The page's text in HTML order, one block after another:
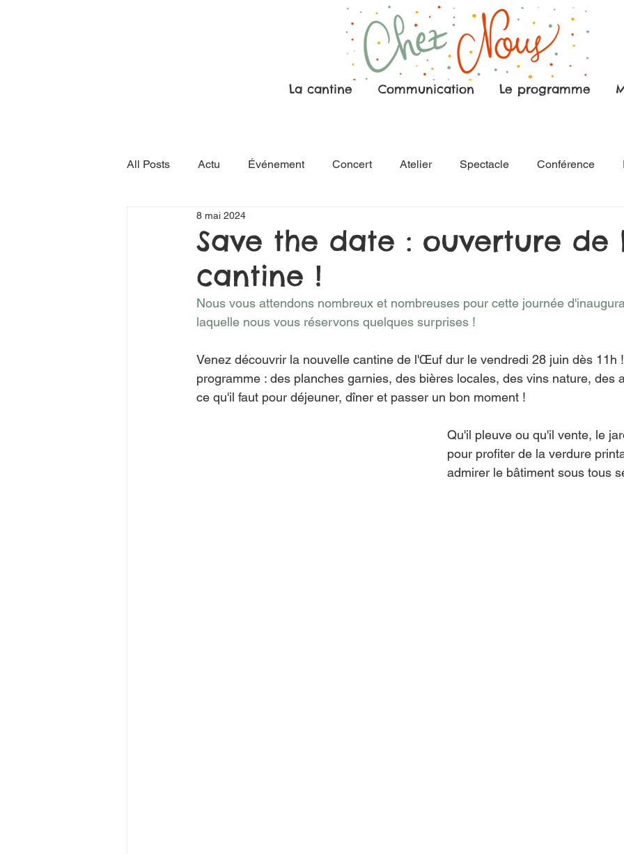
La cantine Communication Le programme
All Posts Actu Événement Concert Atelier Spectacle Conférence
Save the date : ouverture de
cantine !
8 mai 2024
Nous vous attendons nombreux et nombreuses pour cette journée
laquelle nous vous réservons quelques surprises !
Venez découvrir la nouvelle cantine de l'Œuf dur le vendredi 28 juin dès 11h
programme : des planches garnies, des bières locales, des vins nature, des
ce qu'il faut pour déjeuner, dîner et passer un bon moment !
Qu'il pleuve ou qu'il vente, le
pour profiter de la verdure
admirer le bâtiment sous tous